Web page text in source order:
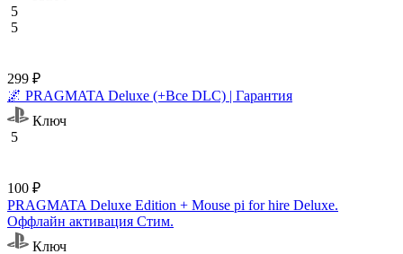
5
5
299 ₽
🌌 PRAGMATA Deluxe (+Все DLC) | Гарантия
Ключ
5
100 ₽
PRAGMATA Deluxe Edition + Mouse pi for hire Deluxe.
Оффлайн активация Cтим.
Ключ